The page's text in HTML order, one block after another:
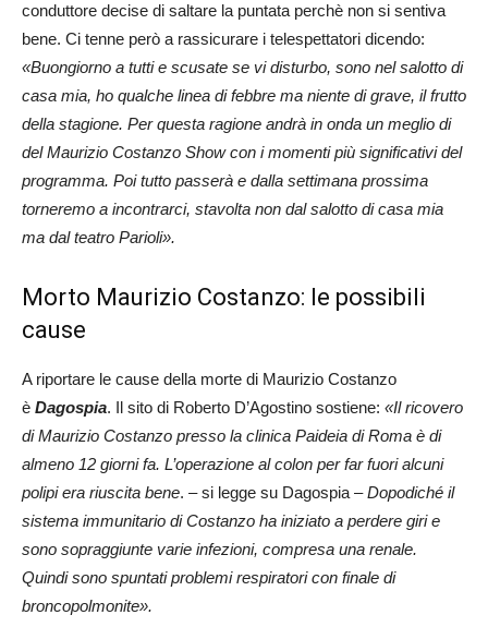
conduttore decise di saltare la puntata perchè non si sentiva
bene. Ci tenne però a rassicurare i telespettatori dicendo:
«Buongiorno a tutti e scusate se vi disturbo, sono nel salotto di
casa mia, ho qualche linea di febbre ma niente di grave, il frutto
della stagione. Per questa ragione andrà in onda un meglio di
del Maurizio Costanzo Show con i momenti più significativi del
programma. Poi tutto passerà e dalla settimana prossima
torneremo a incontrarci, stavolta non dal salotto di casa mia
ma dal teatro Parioli».
Morto Maurizio Costanzo: le possibili
cause
A riportare le cause della morte di Maurizio Costanzo
è Dagospia. Il sito di Roberto D’Agostino sostiene: «Il ricovero
di Maurizio Costanzo presso la clinica Paideia di Roma è di
almeno 12 giorni fa. L’operazione al colon per far fuori alcuni
polipi era riuscita bene. – si legge su Dagospia –Dopodiché il
sistema immunitario di Costanzo ha iniziato a perdere giri e
sono sopraggiunte varie infezioni, compresa una renale.
Quindi sono spuntati problemi respiratori con finale di
broncopolmonite».